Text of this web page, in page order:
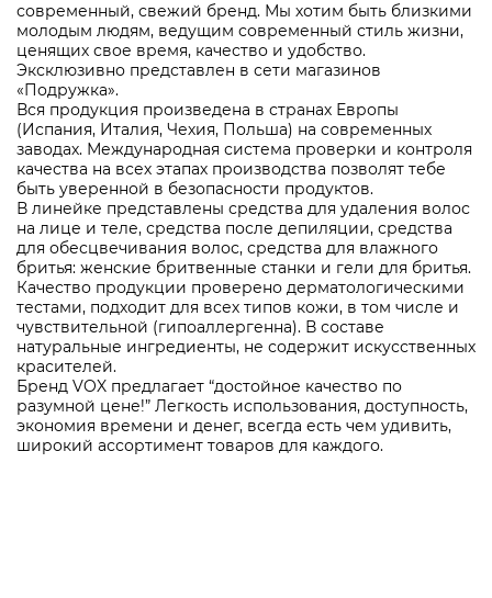
современный, свежий бренд. Мы хотим быть близкими
молодым людям, ведущим современный стиль жизни,
ценящих свое время, качество и удобство.
Эксклюзивно представлен в сети магазинов
«Подружка».
Вся продукция произведена в странах Европы
(Испания, Италия, Чехия, Польша) на современных
заводах. Международная система проверки и контроля
качества на всех этапах производства позволят тебе
быть уверенной в безопасности продуктов.
В линейке представлены средства для удаления волос
на лице и теле, средства после депиляции, средства
для обесцвечивания волос, средства для влажного
бритья: женские бритвенные станки и гели для бритья.
Качество продукции проверено дерматологическими
тестами, подходит для всех типов кожи, в том числе и
чувствительной (гипоаллергенна). В составе
натуральные ингредиенты, не содержит искусственных
красителей.
Бренд VOX предлагает “достойное качество по
разумной цене!” Легкость использования, доступность,
экономия времени и денег, всегда есть чем удивить,
широкий ассортимент товаров для каждого.